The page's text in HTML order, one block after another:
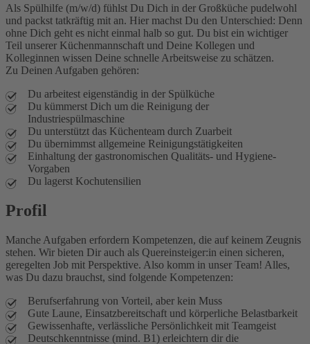
Als Spülhilfe (m/w/d) fühlst Du Dich in der Großküche pudelwohl
und packst tatkräftig mit an. Hier machst Du den Unterschied: Denn
ohne Dich geht es nicht einmal halb so gut. Du bist ein wichtiger
Teil unserer Küchenmannschaft und Deine Kollegen und
Kolleginnen wissen Deine schnelle Arbeitsweise zu schätzen.
Zu Deinen Aufgaben gehören:
Du arbeitest eigenständig in der Spülküche
Du kümmerst Dich um die Reinigung der
Industriespülmaschine
Du unterstützt das Küchenteam durch Zuarbeit
Du übernimmst allgemeine Reinigungstätigkeiten
Einhaltung der gastronomischen Qualitäts- und Hygiene-
Vorgaben
Du lagerst Kochutensilien
Profil
Manche Aufgaben erfordern Kompetenzen, die auf keinem Zeugnis
stehen. Wir bieten Dir auch als Quereinsteiger:in einen sicheren,
geregelten Job mit Perspektive. Also komm in unser Team! Alles,
was Du dazu brauchst, sind folgende Kompetenzen:
Berufserfahrung von Vorteil, aber kein Muss
Gute Laune, Einsatzbereitschaft und körperliche Belastbarkeit
Gewissenhafte, verlässliche Persönlichkeit mit Teamgeist
Deutschkenntnisse (mind. B1) erleichtern dir die